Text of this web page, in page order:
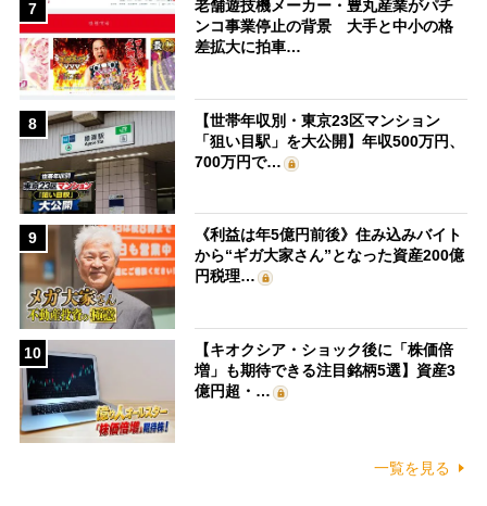
7
老舗遊技機メーカー・豊丸産業がパチ
ンコ事業停止の背景 大手と中小の格
差拡大に拍車…
8
【世帯年収別・東京23区マンション
「狙い目駅」を大公開】年収500万円、
700万円で…
9
《利益は年5億円前後》住み込みバイト
から“ギガ大家さん”となった資産200億
円税理…
10
【キオクシア・ショック後に「株価倍
増」も期待できる注目銘柄5選】資産3
億円超・…
一覧を見る